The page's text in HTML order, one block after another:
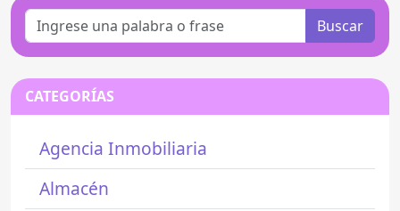
Buscar
CATEGORÍAS
Agencia Inmobiliaria
Almacén